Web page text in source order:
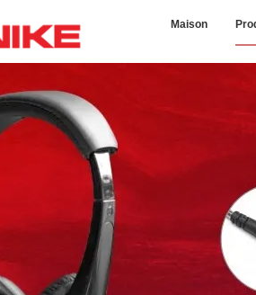
Maison